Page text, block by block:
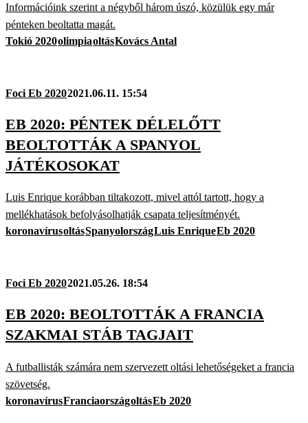
Információink szerint a négyből három úszó, közülük egy már
pénteken beoltatta magát.
Tokió 2020olimpiaoltásKovács Antal
Foci Eb 20202021.06.11. 15:54
EB 2020: PÉNTEK DÉLELŐTT
BEOLTOTTÁK A SPANYOL
JÁTÉKOSOKAT
Luis Enrique korábban tiltakozott, mivel attól tartott, hogy a
mellékhatások befolyásolhatják csapata teljesítményét.
koronavírusoltásSpanyolországLuis EnriqueEb 2020
Foci Eb 20202021.05.26. 18:54
EB 2020: BEOLTOTTÁK A FRANCIA
SZAKMAI STÁB TAGJAIT
A futballisták számára nem szervezett oltási lehetőségeket a francia
szövetség.
koronavírusFranciaországoltásEb 2020